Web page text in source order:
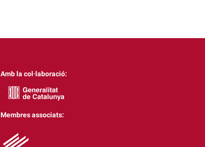
Amb la col·laboració:
Membres associats: